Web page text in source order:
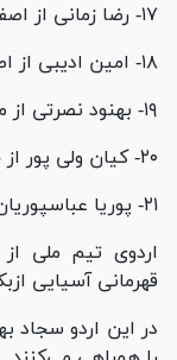
۱۷- رضا زمانی از اصفهان
۱۸- امین ادیبی از اصفهان
۱۹- بهنود نصرتی از مازندران
۲۰- کیان ولی پور از خوزستان
۲۱- پوریا عباسپوریان از آذربایجان شرقی
قهرمانی آسیایی ازبکستان ۲۰۲۶ در
در این اردو سجاد